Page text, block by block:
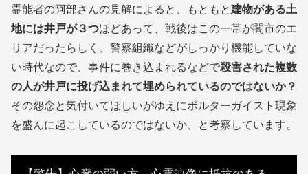
霊能者の阿部さんの見解によると、もともと建物がある土
地には井戸が３つほどあって、戦後はこの一帯が闇市のエ
リアだったらしく、警察組織などがしっかり機能していな
い時代なので、事件に巻き込まれるなどで殺害された複数
の人が井戸に投げ込まれて埋められているのではないか？
その怨念と気付いてほしいがゆえにポルターガイスト現象
を盛んに起こしているのではないか、と考察しています。